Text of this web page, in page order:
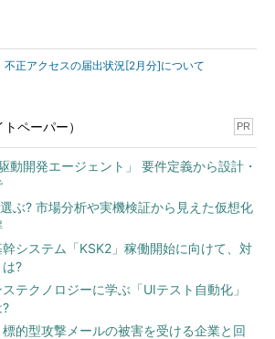
不正アクセスの届出状況[2月分]について
ペーパー） PR
動開発エージェント」 要件定義から設計・
ぶ? 市場分析や実機検証から見えた仮想化
システム「KSK2」稼働開始に向けて、対
?
テクノロジーに学ぶ「UIテスト自動化」
標的型攻撃メールの被害を受ける企業と回